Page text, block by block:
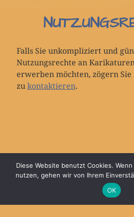
Falls Sie unkompliziert und
Nutzungsrechte an
erwerben möchten, zögern
zu kontaktieren.
© 2026MARKA
Diese Website benutzt Cookies.
nutzen, gehen wir von Ihrem
OK